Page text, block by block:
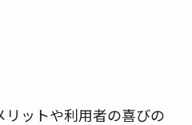
ットや利用者の喜びの